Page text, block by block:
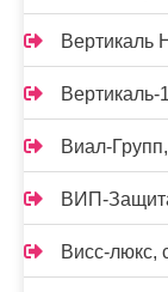
Вертикаль
Вертикаль-
Виал-
ВИП-
Висс-люкс,